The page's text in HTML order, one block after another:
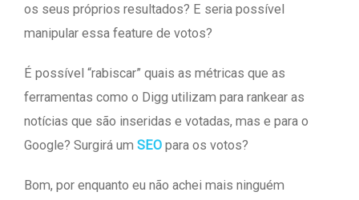
os seus próprios resultados? E seria possível
manipular essa feature de votos?
É possível “rabiscar” quais as métricas que as
ferramentas como o Digg utilizam para rankear as
notícias que são inseridas e votadas, mas e para o
Google? Surgirá um SEO para os votos?
Bom, por enquanto eu não achei mais ninguém